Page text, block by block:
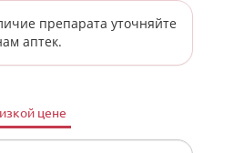
препарата уточняйте
аптек.
цене